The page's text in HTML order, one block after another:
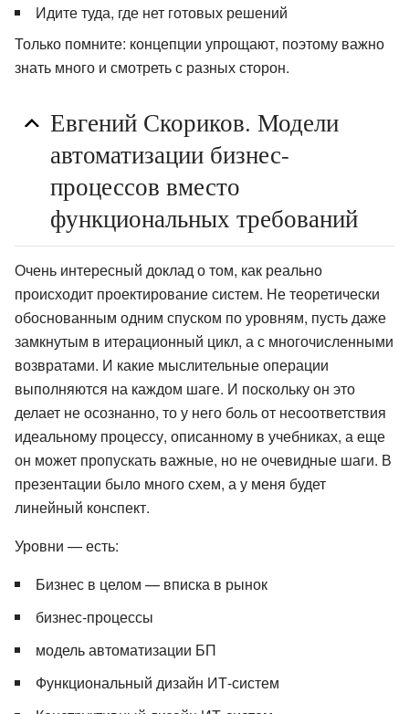
Идите туда, где нет готовых решений
Только помните: концепции упрощают, поэтому важно
знать много и смотреть с разных сторон.
Евгений Скориков. Модели
автоматизации бизнес-
процессов вместо
функциональных требований
Очень интересный доклад о том, как реально
происходит проектирование систем. Не теоретически
обоснованным одним спуском по уровням, пусть даже
замкнутым в итерационный цикл, а с многочисленными
возвратами. И какие мыслительные операции
выполняются на каждом шаге. И поскольку он это
делает не осознанно, то у него боль от несоответствия
идеальному процессу, описанному в учебниках, а еще
он может пропускать важные, но не очевидные шаги. В
презентации было много схем, а у меня будет
линейный конспект.
Уровни — есть:
Бизнес в целом — вписка в рынок
бизнес-процессы
модель автоматизации БП
Функциональный дизайн ИТ-систем